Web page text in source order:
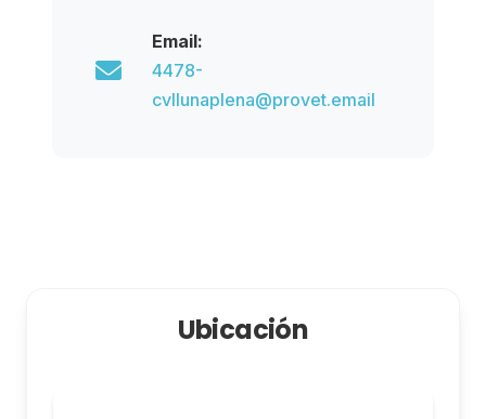
Email:
4478-
cvllunaplena@provet.email
Ubicación